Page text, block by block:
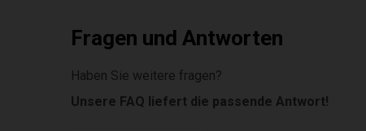
Fragen und Antworten
Haben Sie weitere fragen?
Unsere FAQ liefert die passende Antwort!